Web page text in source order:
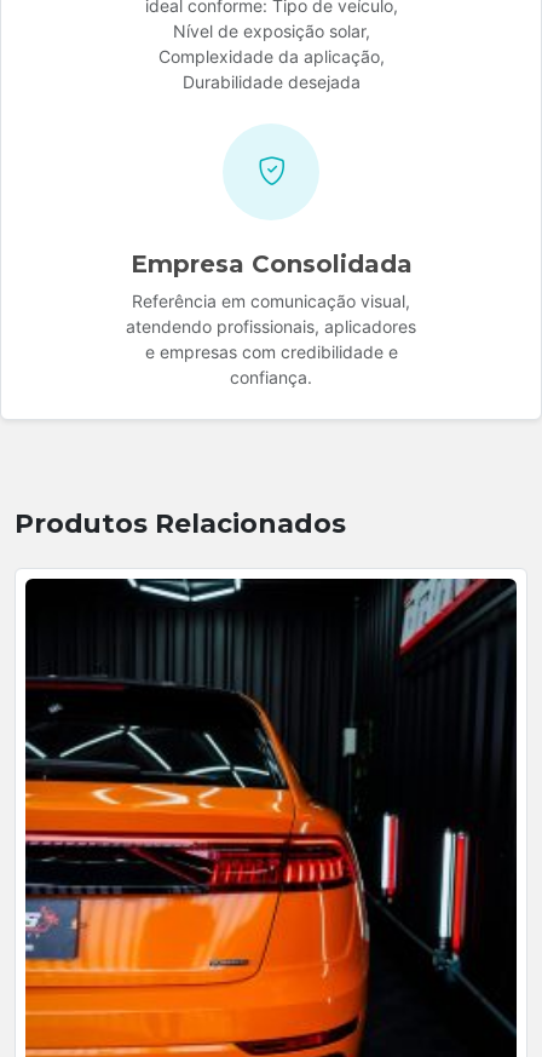
ideal conforme: Tipo de veículo,
Nível de exposição solar,
Complexidade da aplicação,
Durabilidade desejada
Empresa Consolidada
Referência em comunicação visual,
atendendo profissionais, aplicadores
e empresas com credibilidade e
confiança.
Produtos Relacionados